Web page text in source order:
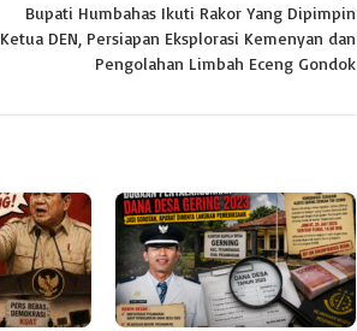
Bupati Humbahas Ikuti Rakor Yang Dipimpin
Ketua DEN, Persiapan Eksplorasi Kemenyan dan
Pengolahan Limbah Eceng Gondok